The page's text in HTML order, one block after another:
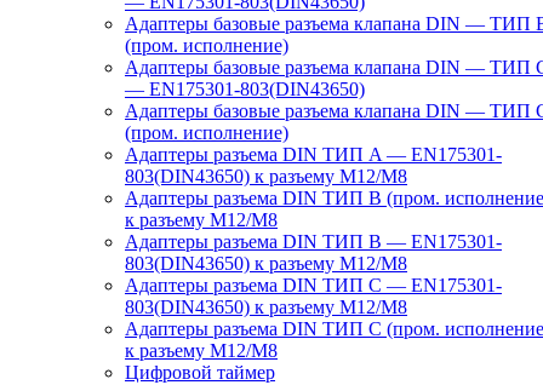
Адаптеры базовые разъема клапана DIN — ТИП
(пром. исполнение)
Адаптеры базовые разъема клапана DIN — ТИП
— EN175301-803(DIN43650)
Адаптеры базовые разъема клапана DIN — ТИП
(пром. исполнение)
Адаптеры разъема DIN ТИП A — EN175301-
803(DIN43650) к разъему M12/M8
Адаптеры разъема DIN ТИП B (пром.
к разъему M12/M8
Адаптеры разъема DIN ТИП B — EN175301-
803(DIN43650) к разъему M12/M8
Адаптеры разъема DIN ТИП C — EN175301-
803(DIN43650) к разъему M12/M8
Адаптеры разъема DIN ТИП C (пром.
к разъему M12/M8
Цифровой таймер